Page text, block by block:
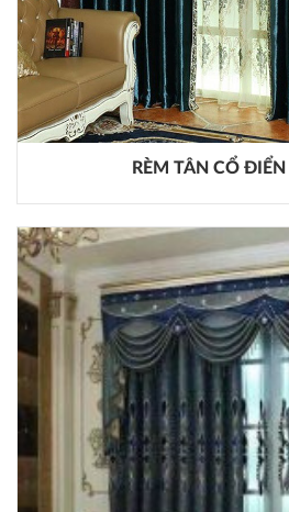
RÈM TÂN CỔ